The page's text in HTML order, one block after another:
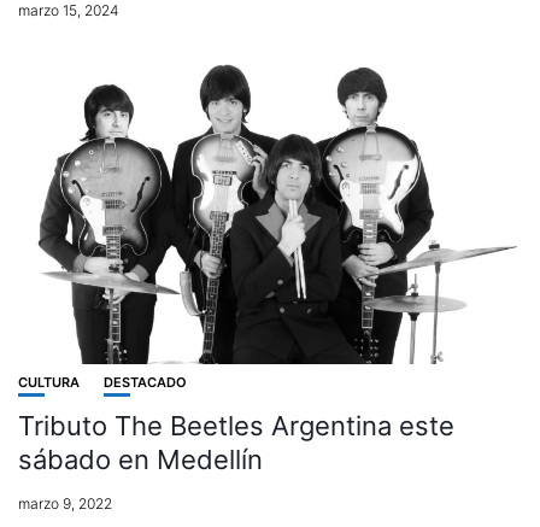
marzo 15, 2024
CULTURA DESTACADO
Tributo The Beetles Argentina este
sábado en Medellín
marzo 9, 2022